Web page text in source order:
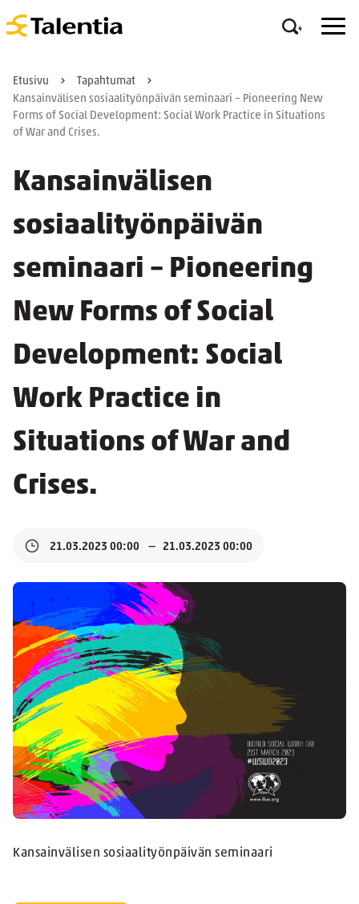
Etusivu
Tapahtumat
Kansainvälisen sosiaalityönpäivän seminaari – Pioneering New
Forms of Social Development: Social Work Practice in Situations
of War and Crises.
Kansainvälisen
sosiaalityönpäivän
seminaari – Pioneering
New Forms of Social
Development: Social
Work Practice in
Situations of War and
Crises.
21.03.2023 00:00 21.03.2023 00:00
Kansainvälisen sosiaalityönpäivän seminaari